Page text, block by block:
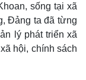
sống tại xã
Đảng ta đã từng
lý phát triển xã
hội, chính sách